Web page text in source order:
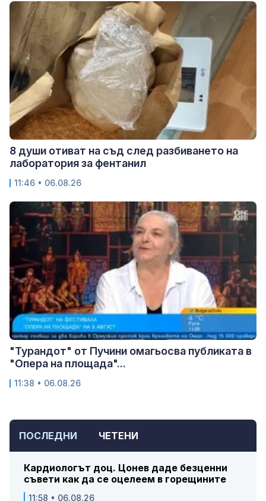
ПОСЛЕДНИ ЧЕТЕНИ
Кардиологът доц. Цонев даде безценни
съвети как да се оцелеем в горещините
11:58 • 06.08.26
8 души отиват на съд след разбиването на
лаборатория за фентанил
11:46 • 06.08.26
"Турандот" от Пучини омагьосва публиката в
"Опера на площада"...
11:38 • 06.08.26